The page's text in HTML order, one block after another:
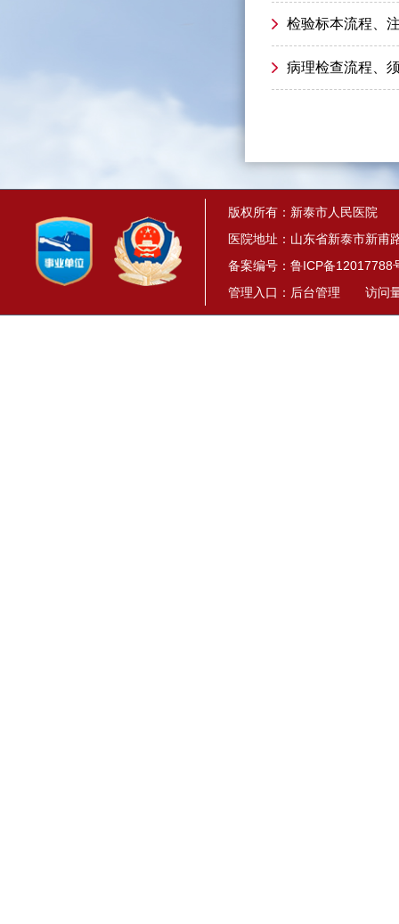
检验标本流程、
病理检查流程、
版权所有：新泰市人民医院
医院地址：山东省新泰市新甫
备案编号： 鲁ICP备12017788
管理入口： 后台管理 访问量